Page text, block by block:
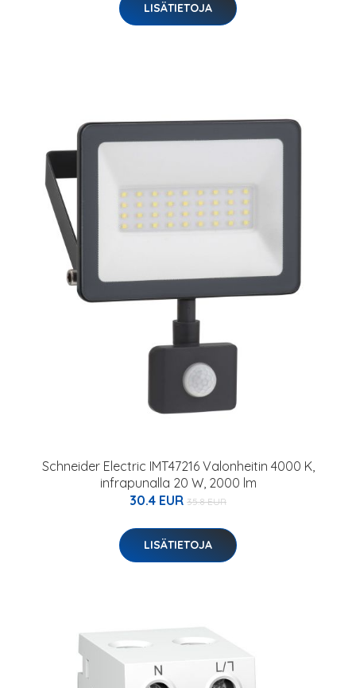
LISÄTIETOJA
Schneider Electric IMT47216 Valonheitin 4000 K,
infrapunalla 20 W, 2000 lm
30.4 EUR 35.8 EUR
LISÄTIETOJA